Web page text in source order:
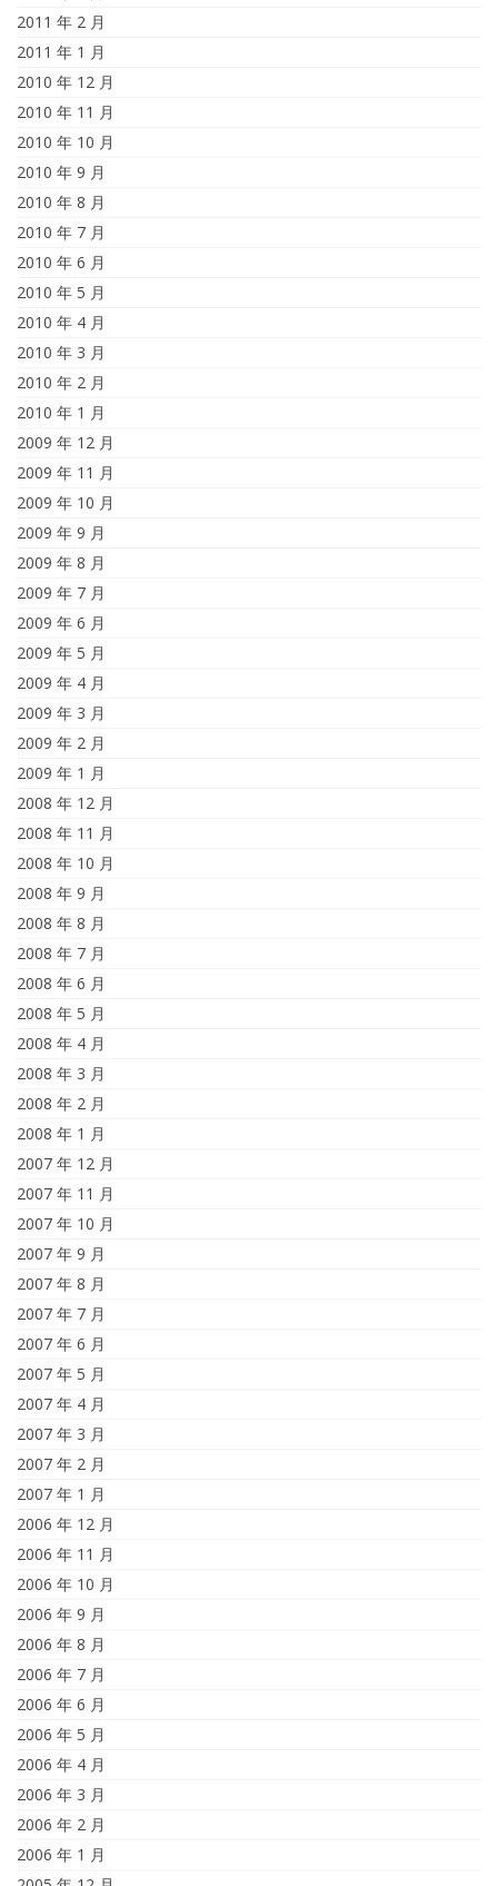
2011 年 2 月
2011 年 1 月
2010 年 12 月
2010 年 11 月
2010 年 10 月
2010 年 9 月
2010 年 8 月
2010 年 7 月
2010 年 6 月
2010 年 5 月
2010 年 4 月
2010 年 3 月
2010 年 2 月
2010 年 1 月
2009 年 12 月
2009 年 11 月
2009 年 10 月
2009 年 9 月
2009 年 8 月
2009 年 7 月
2009 年 6 月
2009 年 5 月
2009 年 4 月
2009 年 3 月
2009 年 2 月
2009 年 1 月
2008 年 12 月
2008 年 11 月
2008 年 10 月
2008 年 9 月
2008 年 8 月
2008 年 7 月
2008 年 6 月
2008 年 5 月
2008 年 4 月
2008 年 3 月
2008 年 2 月
2008 年 1 月
2007 年 12 月
2007 年 11 月
2007 年 10 月
2007 年 9 月
2007 年 8 月
2007 年 7 月
2007 年 6 月
2007 年 5 月
2007 年 4 月
2007 年 3 月
2007 年 2 月
2007 年 1 月
2006 年 12 月
2006 年 11 月
2006 年 10 月
2006 年 9 月
2006 年 8 月
2006 年 7 月
2006 年 6 月
2006 年 5 月
2006 年 4 月
2006 年 3 月
2006 年 2 月
2006 年 1 月